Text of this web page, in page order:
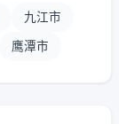
九江市
鹰潭市